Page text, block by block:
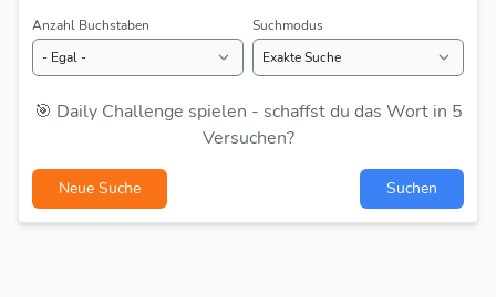
Anzahl Buchstaben Suchmodus
🎯 Daily Challenge spielen - schaffst du das Wort in 5
Versuchen?
Neue Suche Suchen